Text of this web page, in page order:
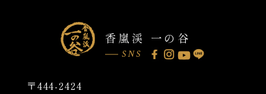
香嵐渓 一の谷
SNS
〒444-2424